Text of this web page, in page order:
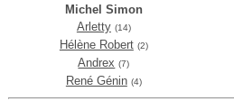
Michel Simon
Arletty (14)
Hélène Robert (2)
Andrex (7)
René Génin (4)